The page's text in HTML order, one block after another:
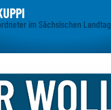
im Sächsischen Landtag